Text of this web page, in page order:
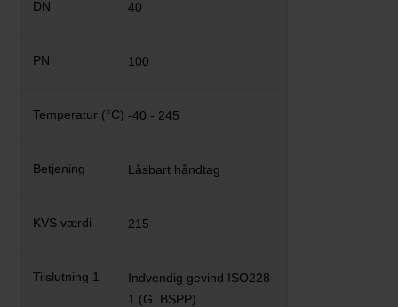
40
100
-40 - 245
Låsbart håndtag
215
Indvendig gevind ISO228-
1 (G, BSPP)